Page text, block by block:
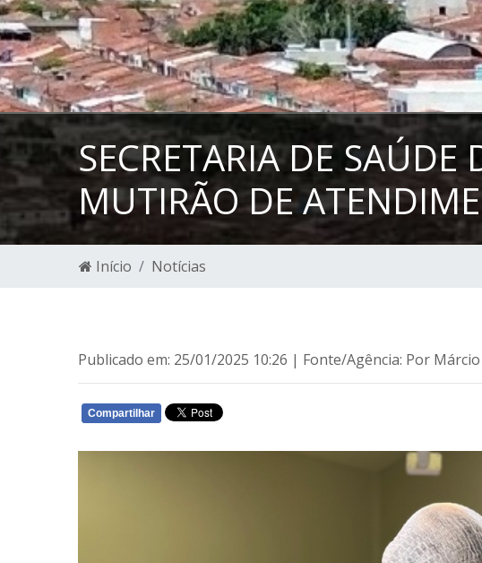
SECRETARIA DE
MUTIRÃO DE
Início Notícias
Publicado em: 25/01/2025 10:26 | Fonte/Agência: Por Márcio
Compartilhar